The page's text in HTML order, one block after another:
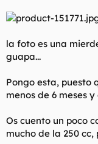
la foto es una
guapa...
Pongo esta, puesto
menos de 6 meses
Os cuento un poco
mucho de la 250